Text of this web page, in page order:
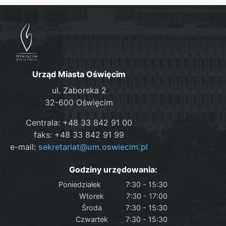
Urząd Miasta Oświęcim
ul. Zaborska 2
32-600 Oświęcim
Centrala: +48 33 842 91 00
faks: +48 33 842 91 99
e-mail: sekretariat@um.oswiecim.pl
Godziny urzędowania:
Poniedziałek
7:30 - 15:30
Wtorek
7:30 - 17:00
Środa
7:30 - 15:30
Czwartek
7:30 - 15:30